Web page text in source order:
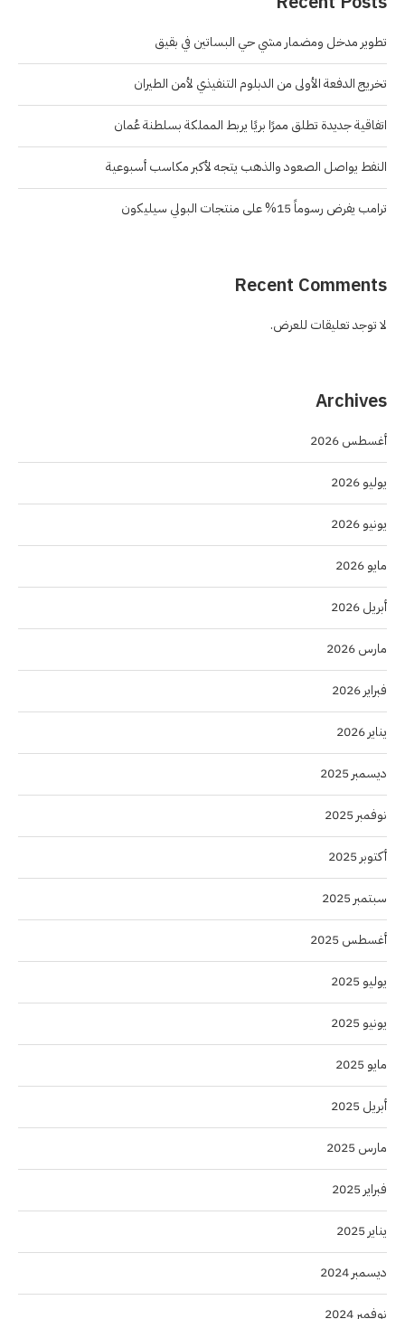
تطوير مدخل ومضمار مشي حي البساتين في بقيق
تخريج الدفعة الأولى من الدبلوم التنفيذي لأمن الطيران
اتفاقية جديدة تطلق ممرًا بريًا يربط المملكة بسلطنة عُمان
النفط يواصل الصعود والذهب يتجه لأكبر مكاسب أسبوعية
ترامب يفرض رسوماً 15% على منتجات البولي سيليكون
Recent Comments
لا توجد تعليقات للعرض.
Archives
أغسطس 2026
يوليو 2026
يونيو 2026
مايو 2026
أبريل 2026
مارس 2026
فبراير 2026
يناير 2026
ديسمبر 2025
نوفمبر 2025
أكتوبر 2025
سبتمبر 2025
أغسطس 2025
يوليو 2025
يونيو 2025
مايو 2025
أبريل 2025
مارس 2025
فبراير 2025
يناير 2025
ديسمبر 2024
نوفمبر 2024